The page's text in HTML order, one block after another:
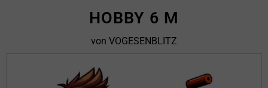
HOBBY 6 M
von VOGESENBLITZ